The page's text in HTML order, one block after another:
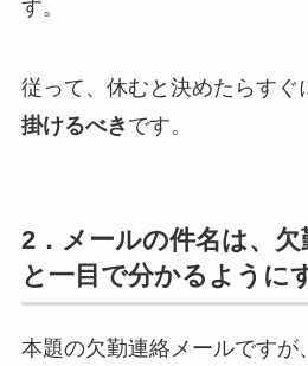
す。
従って、休むと決めたらすぐ
掛けるべき です。
2．メールの件名は、
と一目で分かるように
本題の欠勤連絡メールですが、